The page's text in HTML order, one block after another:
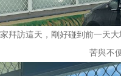
拜訪這天，剛好碰到前一天
苦與不